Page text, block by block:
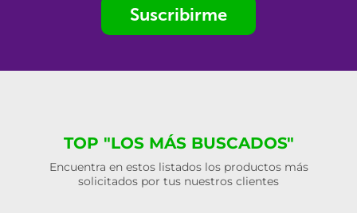
Suscribirme
TOP "LOS MÁS BUSCADOS"
Encuentra en estos listados los productos más
solicitados por tus nuestros clientes